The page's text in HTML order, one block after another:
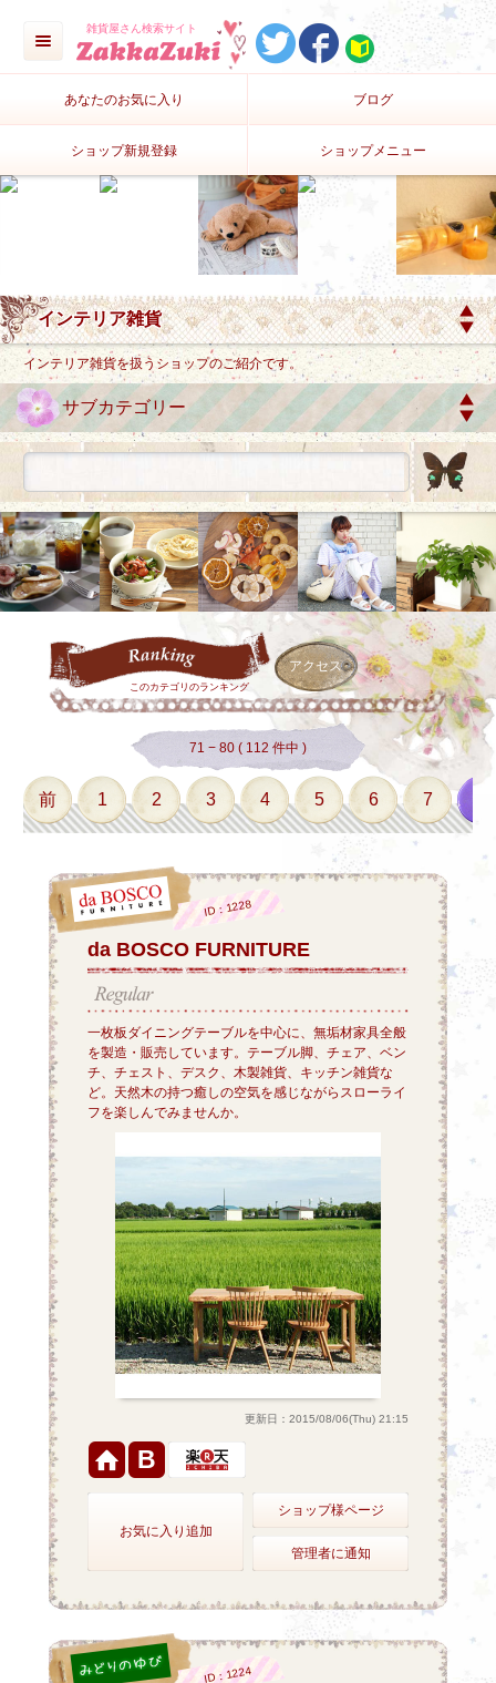
雑貨屋さん検索サイト
あなたのお気に入り ブログ
ショップ新規登録 ショップメニュー
インテリア雑貨を扱うショップのご紹介です。
このカテゴリのランキング
アクセス
71 − 80 ( 112 件中 )
前 1 2 3 4 5 6 7
da BOSCO FURNITURE
ID：1228
一枚板ダイニングテーブルを中心に、無垢材家具全般
を製造・販売しています。テーブル脚、チェア、ベン
チ、チェスト、デスク、木製雑貨、キッチン雑貨な
ど。天然木の持つ癒しの空気を感じながらスローライ
フを楽しんでみませんか。
更新日：2015/08/06(Thu) 21:15
B
お気に入り追加
ショップ様ページ
管理者に通知
ID：1224